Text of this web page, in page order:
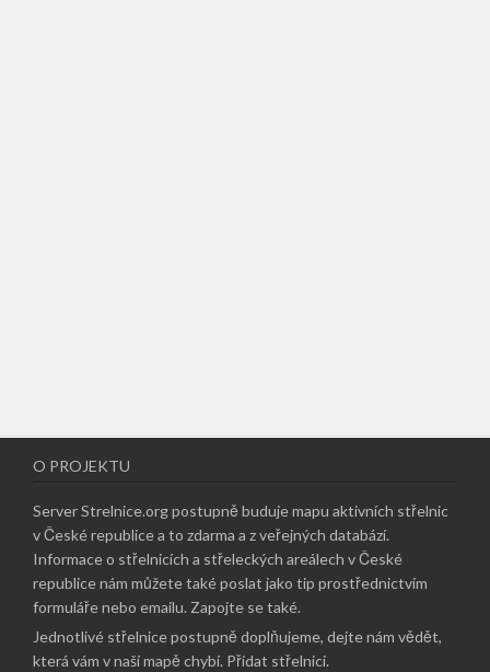
O PROJEKTU
Server Strelnice.org postupně buduje mapu aktivních střelnic
v České republice a to zdarma a z veřejných databází.
Informace o střelnicích a střeleckých areálech v České
republice nám můžete také poslat jako tip prostřednictvím
formuláře nebo emailu.Zapojte se také.
Jednotlivé střelnice postupně doplňujeme, dejte nám vědět,
která vám v naší mapě chybí. Přidat střelnici.